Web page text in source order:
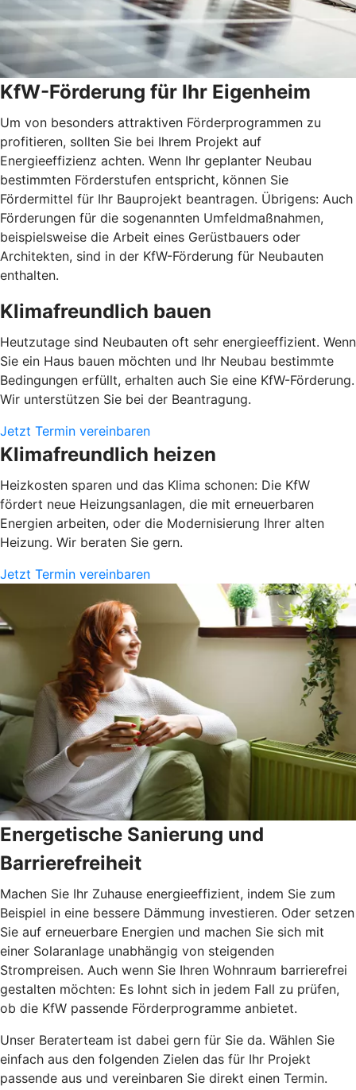
KfW-Förderung für Ihr Eigenheim
Um von besonders attraktiven Förderprogrammen zu
profitieren, sollten Sie bei Ihrem Projekt auf
Energieeffizienz achten. Wenn Ihr geplanter Neubau
bestimmten Förderstufen entspricht, können Sie
Fördermittel für Ihr Bauprojekt beantragen. Übrigens: Auch
Förderungen für die sogenannten Umfeldmaßnahmen,
beispielsweise die Arbeit eines Gerüstbauers oder
Architekten, sind in der KfW-Förderung für Neubauten
enthalten.
Klimafreundlich bauen
Heutzutage sind Neubauten oft sehr energieeffizient. Wenn
Sie ein Haus bauen möchten und Ihr Neubau bestimmte
Bedingungen erfüllt, erhalten auch Sie eine KfW-Förderung.
Wir unterstützen Sie bei der Beantragung.
Jetzt Termin vereinbaren
Klimafreundlich heizen
Heizkosten sparen und das Klima schonen: Die KfW
fördert neue Heizungsanlagen, die mit erneuerbaren
Energien arbeiten, oder die Modernisierung Ihrer alten
Heizung. Wir beraten Sie gern.
Jetzt Termin vereinbaren
Energetische Sanierung und
Barrierefreiheit
Machen Sie Ihr Zuhause energieeffizient, indem Sie zum
Beispiel in eine bessere Dämmung investieren. Oder setzen
Sie auf erneuerbare Energien und machen Sie sich mit
einer Solaranlage unabhängig von steigenden
Strompreisen. Auch wenn Sie Ihren Wohnraum barrierefrei
gestalten möchten: Es lohnt sich in jedem Fall zu prüfen,
ob die KfW passende Förderprogramme anbietet.
Unser Beraterteam ist dabei gern für Sie da. Wählen Sie
einfach aus den folgenden Zielen das für Ihr Projekt
passende aus und vereinbaren Sie direkt einen Termin.